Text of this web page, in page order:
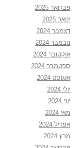
פברואר 2025
ינואר 2025
דצמבר 2024
נובמבר 2024
אוקטובר 2024
ספטמבר 2024
אוגוסט 2024
יולי 2024
יוני 2024
מאי 2024
אפריל 2024
מרץ 2024